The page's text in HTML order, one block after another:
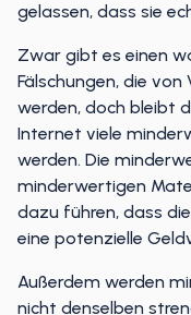
gelassen, dass sie
Zwar gibt es einen
Fälschungen, die
werden, doch bleibt
Internet viele
werden. Die
minderwertigen
dazu führen, dass
eine potenzielle
Außerdem werden
nicht denselben